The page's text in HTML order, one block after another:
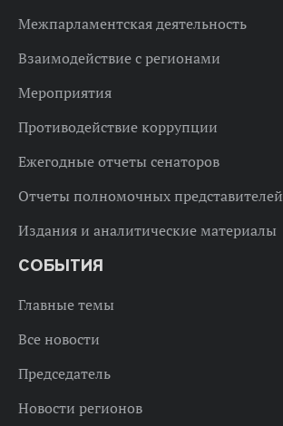
Межпарламентская деятельность
Взаимодействие с регионами
Мероприятия
Противодействие коррупции
Ежегодные отчеты сенаторов
Отчеты полномочных представителей
Издания и аналитические материалы
СОБЫТИЯ
Главные темы
Все новости
Председатель
Новости регионов